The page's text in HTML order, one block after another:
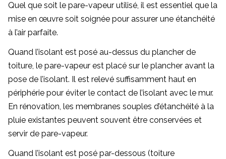
Quel que soit le pare-vapeur utilisé, il est essentiel que la
mise en œuvre soit soignée pour assurer une étanchéité
à l’air parfaite.
Quand l’isolant est posé au-dessus du plancher de
toiture, le pare-vapeur est placé sur le plancher avant la
pose de l’isolant. Il est relevé suffisamment haut en
périphérie pour éviter le contact de l’isolant avec le mur.
En rénovation, les membranes souples d’étanchéité à la
pluie existantes peuvent souvent être conservées et
servir de pare-vapeur.
Quand l’isolant est posé par-dessous (toiture